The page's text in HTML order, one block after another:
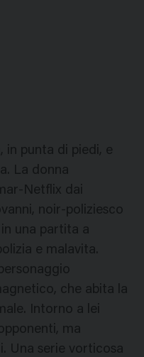
in punta di piedi, e
La donna
Netflix dai
noir-poliziesco
una partita a
e malavita.
che abita la
Intorno a lei
ma
Una serie vorticosa